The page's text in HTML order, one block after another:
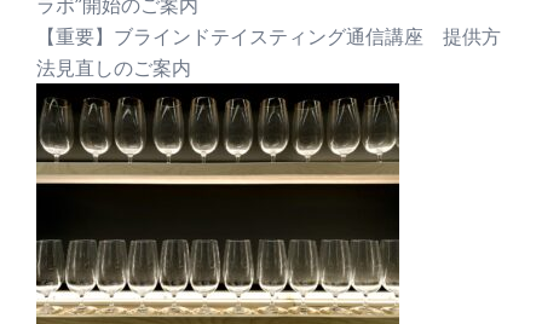
【重要】ブラインドテイスティング通信講座 提供方
法見直しのご案内